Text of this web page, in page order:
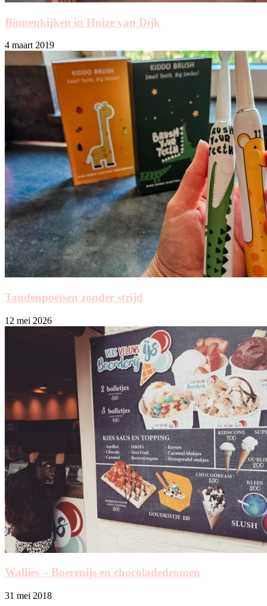
Binnenkijken in Huize van Dijk
4 maart 2019
Tandenpoetsen zonder strijd
12 mei 2026
Wallies – Boerenijs en chocoladedromen
31 mei 2018